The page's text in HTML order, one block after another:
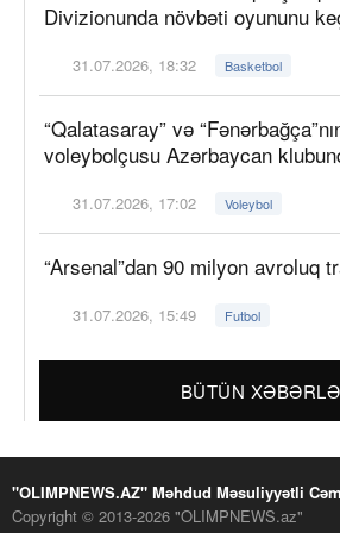
Divizionunda növbəti oyununu
31.07.2026, 18:32 Basketbol
“Qalatasaray” və
voleybolçusu Azərbaycan
31.07.2026, 17:02 Voleybol
“Arsenal”dan 90 milyon avroluq
31.07.2026, 15:49 Futbol
BÜTÜN
"OLIMPNEWS.AZ" Məhdud Məsuliyyətli
Copyright © 2013-2026 "OLIMPNEWS.az"